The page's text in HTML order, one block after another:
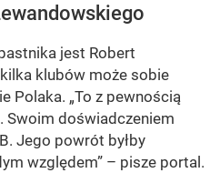
jest Robert
klubów może sobie
Polaka. „To z pewnością
Swoim doświadczeniem
Jego powrót byłby
względem” – pisze portal.